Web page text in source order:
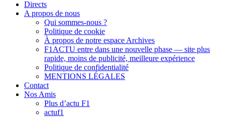
Directs
A propos de nous
Qui sommes-nous ?
Politique de cookie
À propos de notre espace Archives
F1ACTU entre dans une nouvelle phase — site plus
rapide, moins de publicité, meilleure expérience
Politique de confidentialité
MENTIONS LÉGALES
Contact
Nos Amis
Plus d’actu F1
actuf1